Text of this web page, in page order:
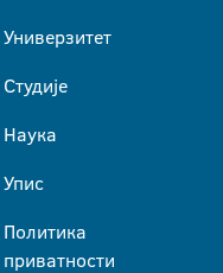
Универзитет
Студије
Наука
Упис
Политика
приватности